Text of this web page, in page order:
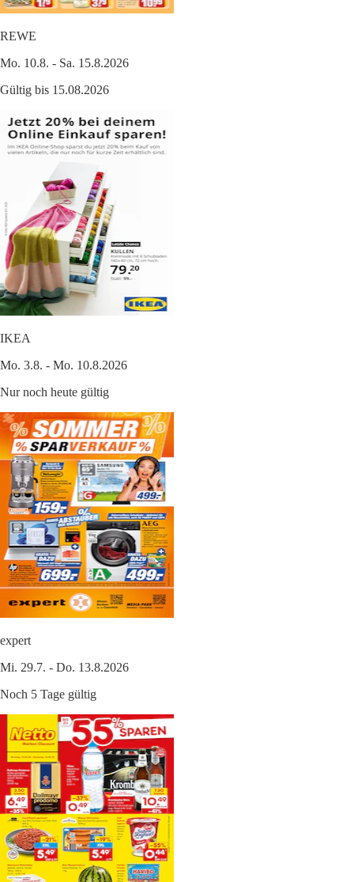
REWE
Mo. 10.8. - Sa. 15.8.2026
Gültig bis 15.08.2026
IKEA
Mo. 3.8. - Mo. 10.8.2026
Nur noch heute gültig
expert
Mi. 29.7. - Do. 13.8.2026
Noch 5 Tage gültig